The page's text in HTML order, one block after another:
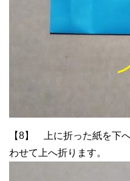
【8】 上に折った紙を下
わせて上へ折ります。